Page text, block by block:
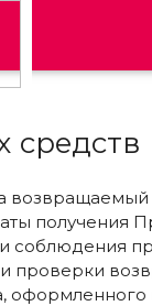
средств
получения
соблюдения
и проверки
оформленного